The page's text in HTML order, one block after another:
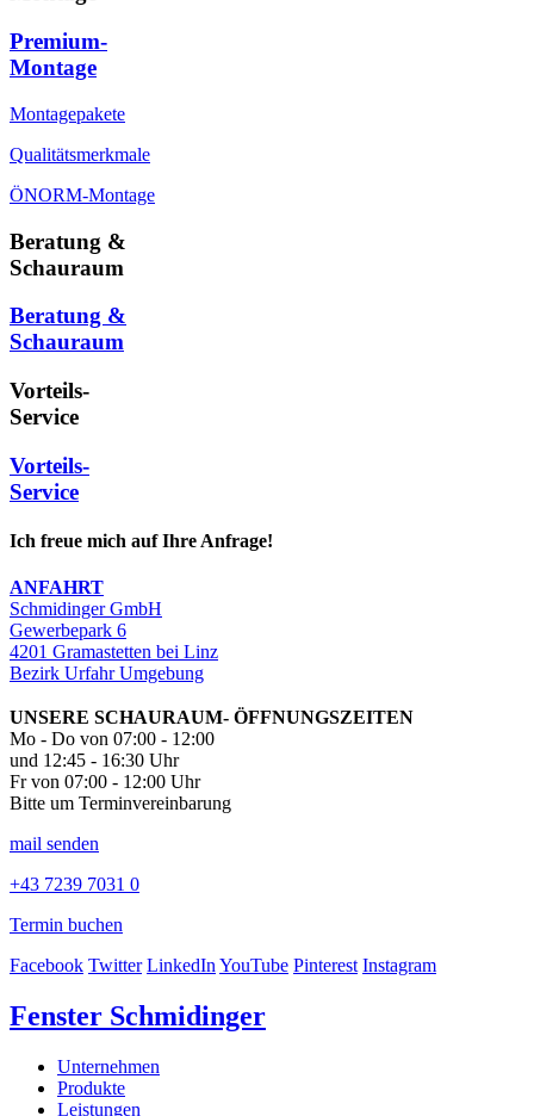
Premium-
Montage
Montagepakete
Qualitätsmerkmale
ÖNORM-Montage
Beratung &
Schauraum
Beratung &
Schauraum
Vorteils-
Service
Vorteils-
Service
Ich freue mich auf Ihre Anfrage!
ANFAHRT
Schmidinger GmbH
Gewerbepark 6
4201 Gramastetten bei Linz
Bezirk Urfahr Umgebung
UNSERE SCHAURAUM- ÖFFNUNGSZEITEN
Mo - Do von 07:00 - 12:00
und 12:45 - 16:30 Uhr
Fr von 07:00 - 12:00 Uhr
Bitte um Terminvereinbarung
mail senden
+43 7239 7031 0
Termin buchen
Facebook Twitter LinkedInYouTube Pinterest Instagram
Fenster Schmidinger
Unternehmen
Produkte
Leistungen